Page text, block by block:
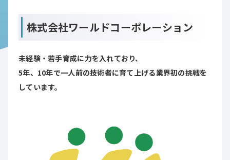
株式会社ワールドコーポレーション
未経験・若手育成に力を入れており、
5年、10年で一人前の技術者に育て上げる業界初の挑戦を
しています。